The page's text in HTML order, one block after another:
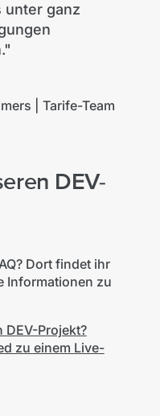
unter ganz
| Tarife-Team
DEV-
Dort findet ihr
Informationen zu
DEV-Projekt?
zu einem Live-